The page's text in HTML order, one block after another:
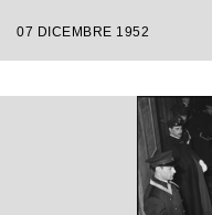
regia di Carl Ebert
07 DICEMBRE 1952